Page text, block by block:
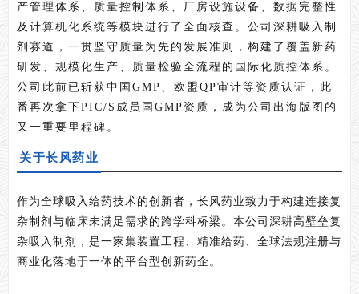
产管理体系、质量控制体系、厂房设施设备、数据完整性
及计算机化系统等模块进行了全面核查。公司深耕吸入制
剂赛道，一贯坚守质量为先的发展准则，构建了覆盖新药
研发、规模化生产、质量检验全流程的国际化质控体系。
公司此前已斩获中国GMP、欧盟QP审计等资质认证，此
番再次拿下PIC/S成员国GMP资质，成为公司出海版图的
又一重要里程碑。
关于长风药业
作为全球吸入给药技术的创新者，长风药业致力于构建连接复
杂制剂与临床未满足需求的跨学科桥梁。本公司深耕高壁垒复
杂吸入制剂，是一家集装置工程、精准给药、全球法规注册与
商业化落地于一体的平台型创新药企。